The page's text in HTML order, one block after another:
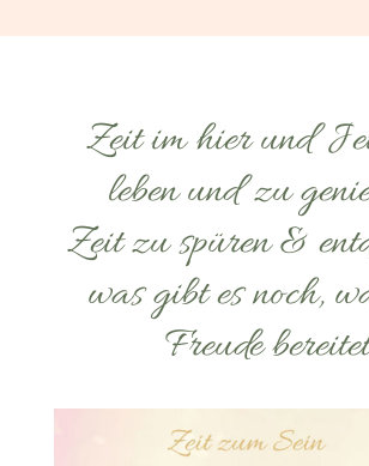
Zeit im hier und
leben und zu
Zeit zu spüren &
was gibt es noch,
Freude